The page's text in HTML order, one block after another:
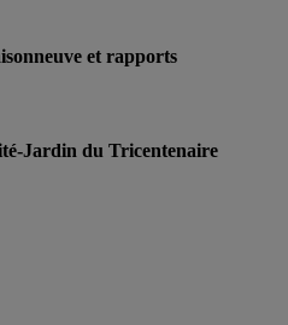
et rapports
Jardin du Tricentenaire